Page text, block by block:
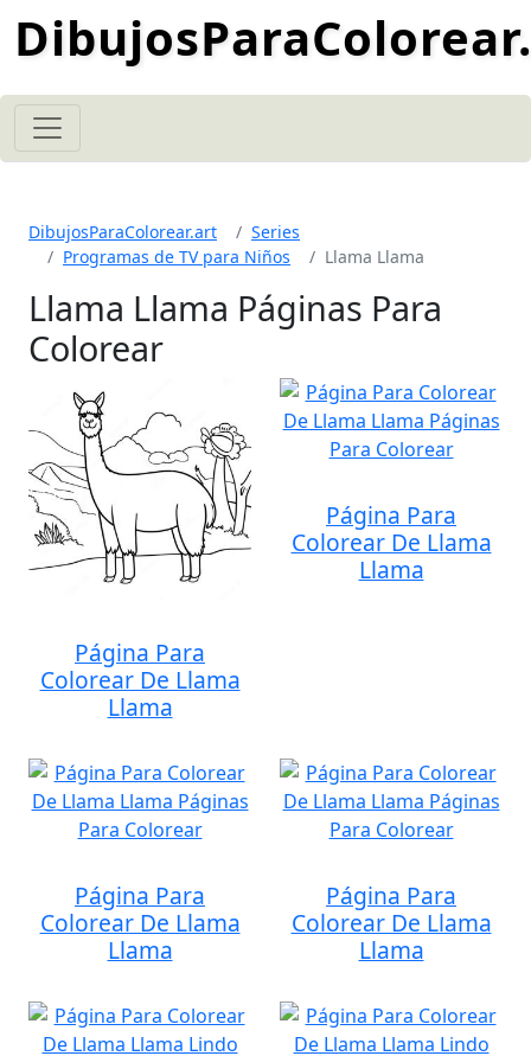
DibujosParaColorear.art
Series
Programas de TV para Niños
Llama Llama
Llama Llama Páginas Para
Colorear
Página Para
Colorear De Llama
Llama
Página Para
Colorear De Llama
Llama
Página Para
Colorear De Llama
Llama
Página Para
Colorear De Llama
Llama